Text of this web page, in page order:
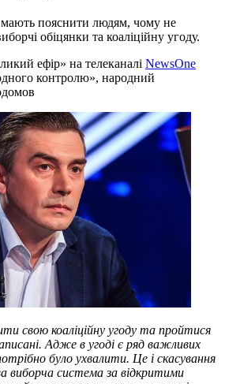
мають пояснити людям, чому не
обіцянки та коаліційну угоду.
ефір» на телеканалі NewsOne
контролю», народний
свою коаліційну угоду та пройтися
Адже в угоді є ряд важливих
було ухвалити. Це і скасування
виборча система за відкритими